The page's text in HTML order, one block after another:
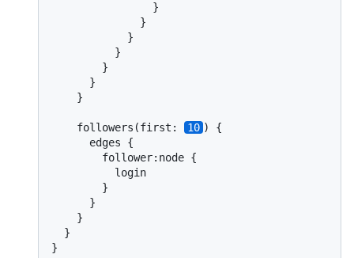
                }
              }
            }
          }
        }
      }
    }
    followers(first:
10 ) {
      edges {
        follower:node {
          login
        }
      }
    }
  }
}